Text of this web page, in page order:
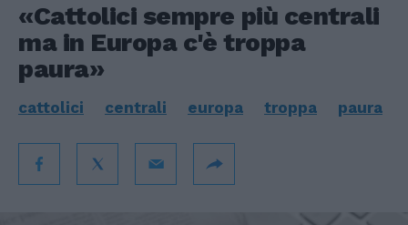
«Cattolici sempre più centrali
ma in Europa c'è troppa
paura»
cattolici centrali europa troppa paura